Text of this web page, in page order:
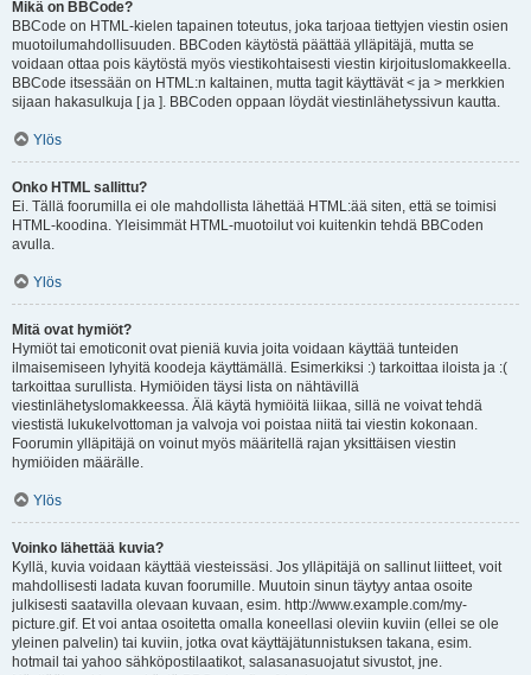
Mikä on BBCode?
BBCode on HTML-kielen tapainen toteutus, joka tarjoaa tiettyjen viestin osien
muotoilumahdollisuuden. BBCoden käytöstä päättää ylläpitäjä, mutta se
voidaan ottaa pois käytöstä myös viestikohtaisesti viestin kirjoituslomakkeella.
BBCode itsessään on HTML:n kaltainen, mutta tagit käyttävät < ja > merkkien
sijaan hakasulkuja [ ja ]. BBCoden oppaan löydät viestinlähetyssivun kautta.
Ylös
Onko HTML sallittu?
Ei. Tällä foorumilla ei ole mahdollista lähettää HTML:ää siten, että se toimisi
HTML-koodina. Yleisimmät HTML-muotoilut voi kuitenkin tehdä BBCoden
avulla.
Ylös
Mitä ovat hymiöt?
Hymiöt tai emoticonit ovat pieniä kuvia joita voidaan käyttää tunteiden
ilmaisemiseen lyhyitä koodeja käyttämällä. Esimerkiksi :) tarkoittaa iloista ja :(
tarkoittaa surullista. Hymiöiden täysi lista on nähtävillä
viestinlähetyslomakkeessa. Älä käytä hymiöitä liikaa, sillä ne voivat tehdä
viestistä lukukelvottoman ja valvoja voi poistaa niitä tai viestin kokonaan.
Foorumin ylläpitäjä on voinut myös määritellä rajan yksittäisen viestin
hymiöiden määrälle.
Ylös
Voinko lähettää kuvia?
Kyllä, kuvia voidaan käyttää viesteissäsi. Jos ylläpitäjä on sallinut liitteet, voit
mahdollisesti ladata kuvan foorumille. Muutoin sinun täytyy antaa osoite
julkisesti saatavilla olevaan kuvaan, esim. http://www.example.com/my-
picture.gif. Et voi antaa osoitetta omalla koneellasi oleviin kuviin (ellei se ole
yleinen palvelin) tai kuviin, jotka ovat käyttäjätunnistuksen takana, esim.
hotmail tai yahoo sähköpostilaatikot, salasanasuojatut sivustot, jne.